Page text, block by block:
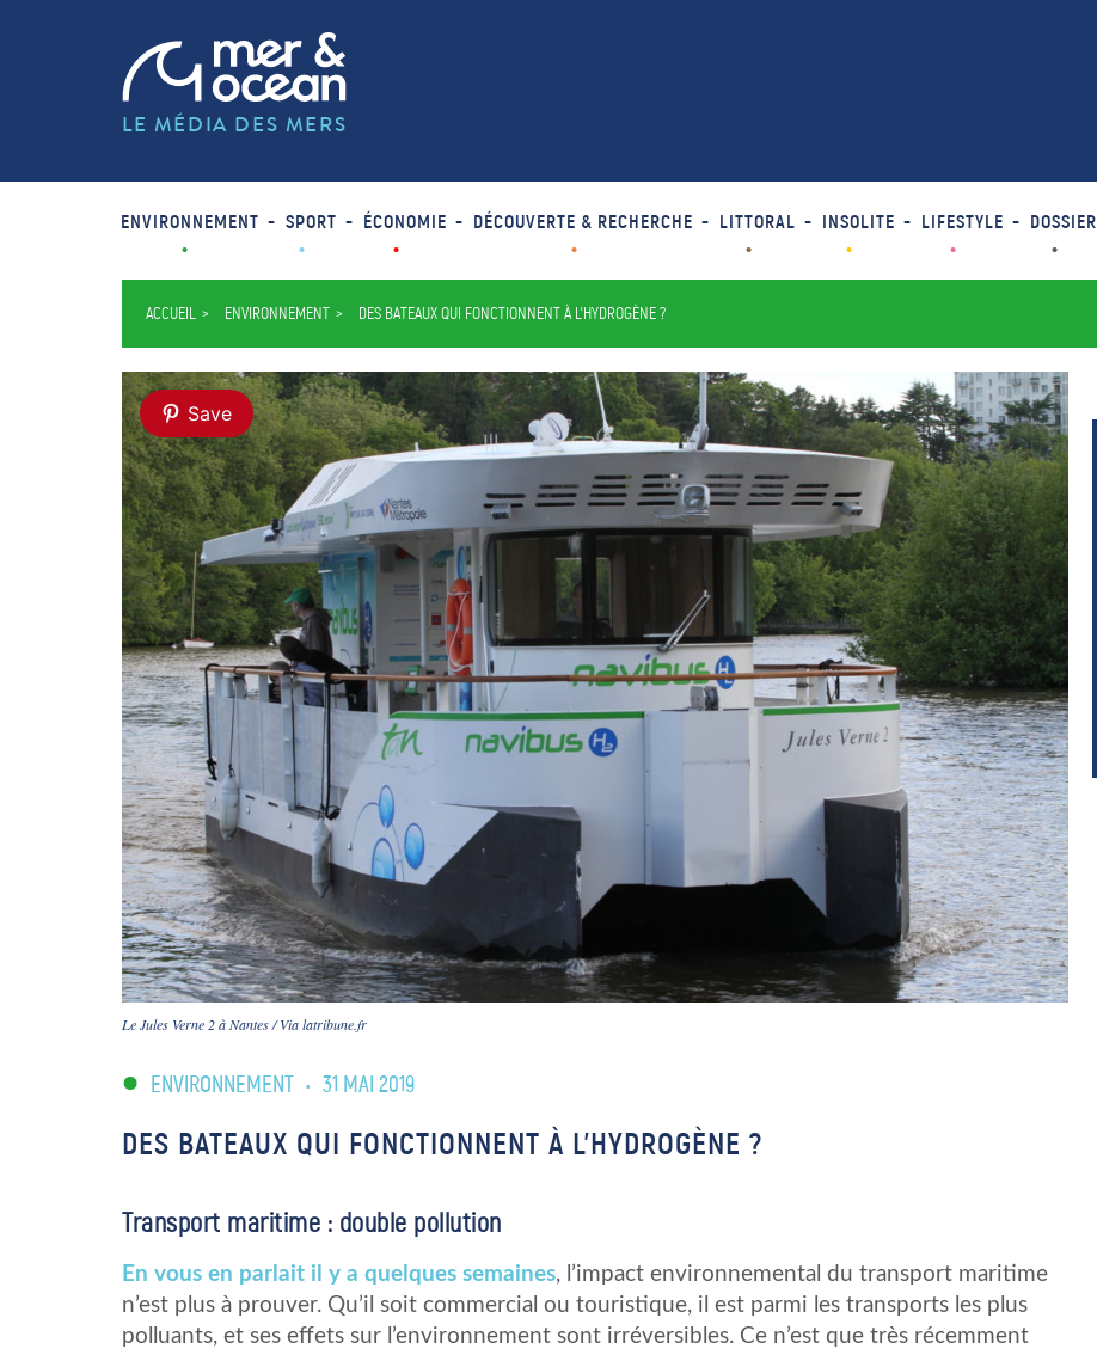
LE MÉDIA DES MERS
ENVIRONNEMENT SPORT ÉCONOMIE DÉCOUVERTE & RECHERCHE LITTORAL INSOLITE LIFESTYLE DOSSIER
ACCUEIL ENVIRONNEMENT DES BATEAUX QUI FONCTIONNENT À L’HYDROGÈNE ?
Save
Le Jules Verne 2 à Nantes / Via latribune.fr
ENVIRONNEMENT • 31 MAI 2019
DES BATEAUX QUI FONCTIONNENT À L’HYDROGÈNE ?
Transport maritime : double pollution
En vous en parlait il y a quelques semaines, l’impact environnemental du transport maritime
n’est plus à prouver. Qu’il soit commercial ou touristique, il est parmi les transports les plus
polluants, et ses effets sur l’environnement sont irréversibles. Ce n’est que très récemment